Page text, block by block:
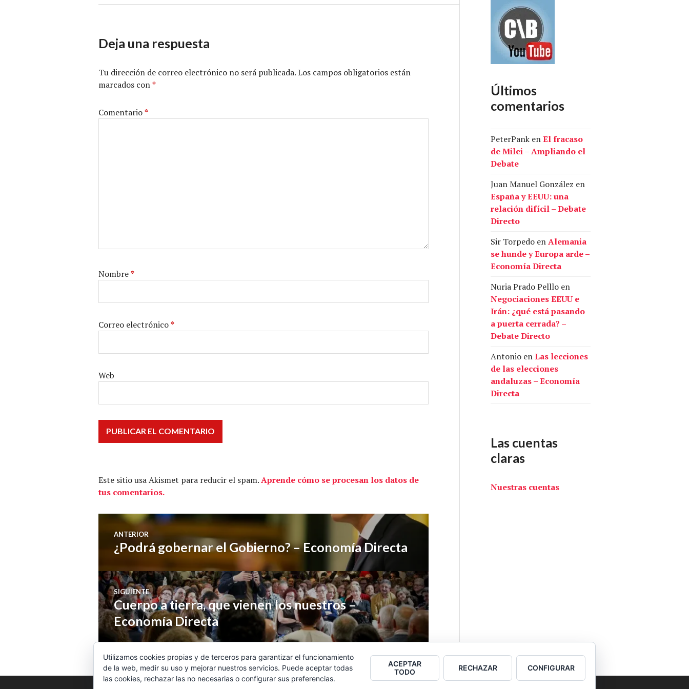
o
Deja una respuesta
Tu dirección de correo electrónico no será publicada.Los campos obligatorios están
marcados con*
Comentario*
Nombre*
Correo electrónico*
Web
Este sitio usa Akismet para reducir el spam.Aprende cómo se procesan los datos de
tus comentarios.
Navegación
de
entradas
ANTERIOR
Entrada
¿Podrá gobernar el Gobierno? – Economía Directa
SIGUIENTE
Entrada
siguiente:
Cuerpo a tierra, que vienen los nuestros –
Economía Directa
Últimos
comentarios
PeterPank enEl fracaso
de Milei – Ampliando el
Debate
Juan Manuel González en
España y EEUU: una
relación difícil – Debate
Directo
Sir Torpedo enAlemania
se hunde y Europa arde –
Economía Directa
Nuria Prado Pelllo en
Negociaciones EEUU e
Irán: ¿qué está pasando
a puerta cerrada? –
Debate Directo
Antonio enLas lecciones
de las elecciones
andaluzas – Economía
Directa
Las cuentas
claras
Nuestras cuentas
Utilizamos cookies propias y de terceros para garantizar el funcionamiento
de la web, medir su uso y mejorar nuestros servicios. Puede aceptar todas
las cookies, rechazar las no necesarias o configurar sus preferencias.
ACEPTAR
TODO
RECHAZAR CONFIGURAR